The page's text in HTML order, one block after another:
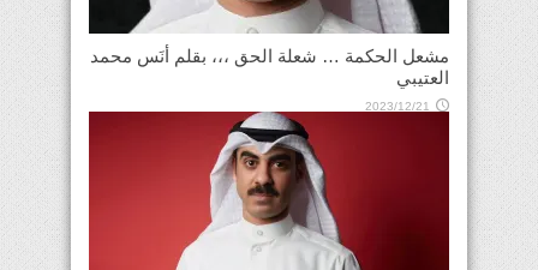
مشعل الحكمة … شعلة الحق ،،، بقلم أنَس محمد
العتيبي
2023/12/21